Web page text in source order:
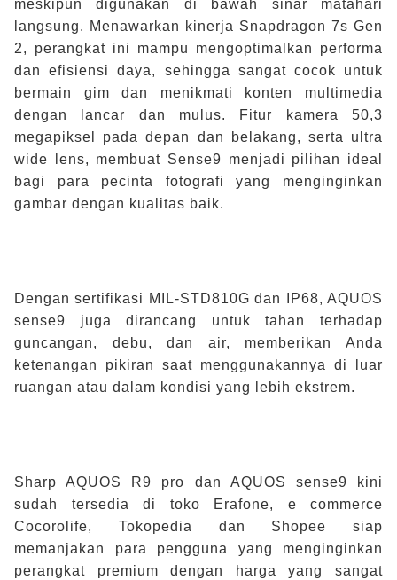
meskipun digunakan di bawah sinar matahari
langsung. Menawarkan kinerja Snapdragon 7s Gen
2, perangkat ini mampu mengoptimalkan performa
dan efisiensi daya, sehingga sangat cocok untuk
bermain gim dan menikmati konten multimedia
dengan lancar dan mulus. Fitur kamera 50,3
megapiksel pada depan dan belakang, serta ultra
wide lens, membuat Sense9 menjadi pilihan ideal
bagi para pecinta fotografi yang menginginkan
gambar dengan kualitas baik.
Dengan sertifikasi MIL-STD810G dan IP68, AQUOS
sense9 juga dirancang untuk tahan terhadap
guncangan, debu, dan air, memberikan Anda
ketenangan pikiran saat menggunakannya di luar
ruangan atau dalam kondisi yang lebih ekstrem.
Sharp AQUOS R9 pro dan AQUOS sense9 kini
sudah tersedia di toko Erafone, e commerce
Cocorolife, Tokopedia dan Shopee siap
memanjakan para pengguna yang menginginkan
perangkat premium dengan harga yang sangat